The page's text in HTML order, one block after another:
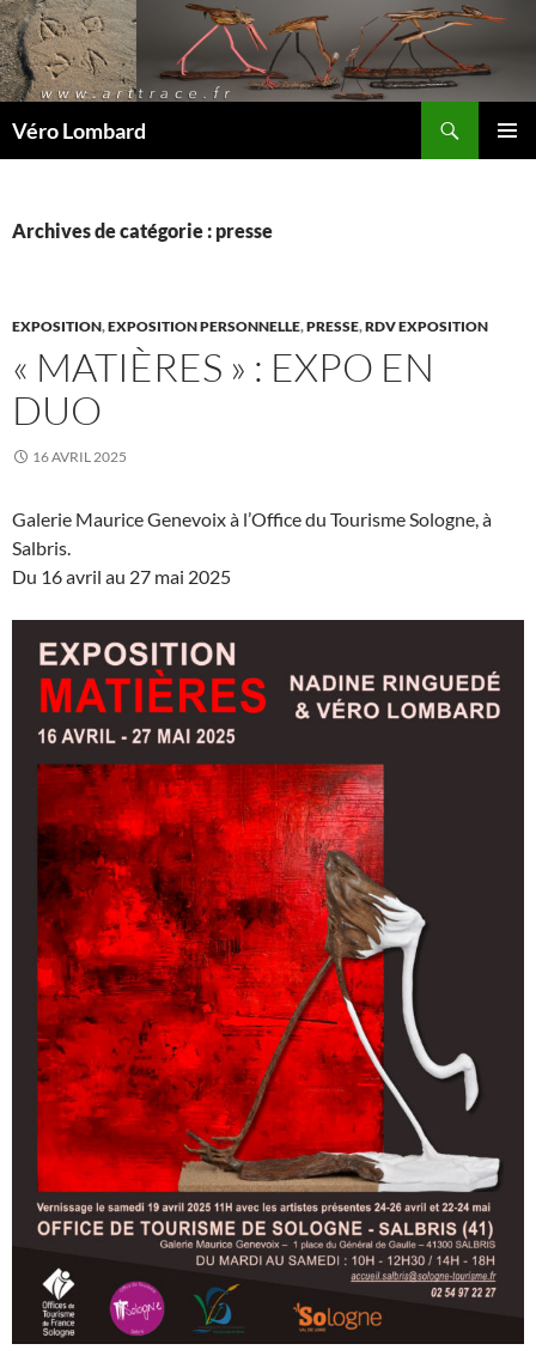
Véro Lombard
Archives de catégorie : presse
EXPOSITION,EXPOSITION PERSONNELLE,PRESSE,RDV EXPOSITION
« MATIÈRES » : EXPO EN
DUO
16 AVRIL 2025
Galerie Maurice Genevoix à l’Office du Tourisme Sologne, à
Salbris.
Du 16 avril au 27 mai 2025